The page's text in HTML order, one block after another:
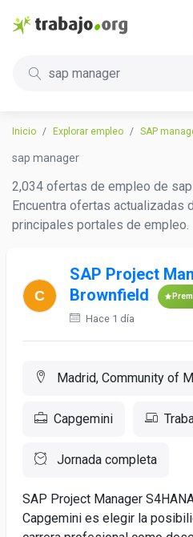
sap manager
Inicio Explorar empleo SAP
sap manager
2,034 ofertas de empleo de sap
Encuentra ofertas actualizadas
principales portales de empleo.
SAP Project
Brownfield
Hace 1 día
Madrid, Community of
Capgemini
Jornada completa
SAP Project Manager
Capgemini es elegir la